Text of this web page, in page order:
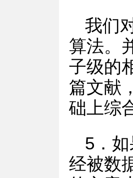
我们
算法。
子级的
篇文献
础上综
5．
经被数